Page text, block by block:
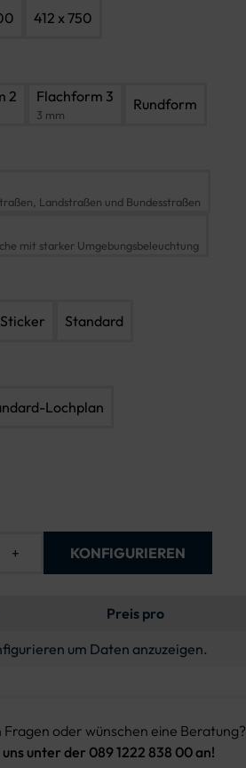
412 x 750
2 Flachform 3
3 mm
Rundform
Landstraßen und Bundesstraßen
mit starker Umgebungsbeleuchtung
Standard
Lochplan
+ KONFIGURIEREN
Preis pro
um Daten anzuzeigen.
Fragen oder wünschen eine Beratung?
uns unter der 089 1222 838 00 an!